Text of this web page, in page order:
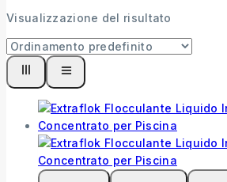
Visualizzazione del risultato